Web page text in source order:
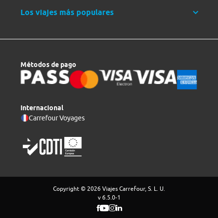
Los viajes más populares
Métodos de pago
Internacional
Carrefour Voyages
Copyright © 2026 Viajes Carrefour, S. L. U.
v 6.5.0-1